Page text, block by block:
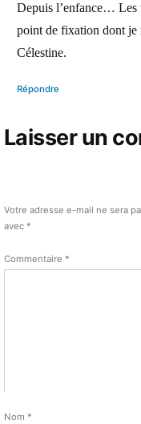
Depuis l’enfance…
point de fixation dont je
Célestine.
Répondre
Laisser un
Votre adresse e-mail ne sera
avec *
Commentaire *
Nom *